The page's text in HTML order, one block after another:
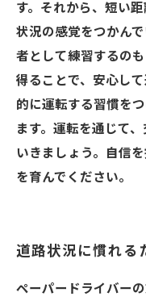
す。それから、短い
状況の感覚をつかん
者として練習するの
得ることで、安心し
的に運転する習慣を
ます。運転を通じて
いきましょう。自信
を育んでください。
道路状況に慣れる
ペーパードライバー